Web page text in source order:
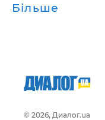
Більше
© 2026, Диалог.ua